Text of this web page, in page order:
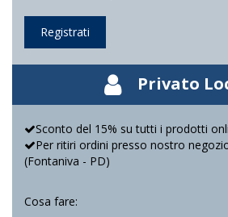
Registrati
Privato
Sconto del 15% su tutti i prodotti
Per ritiri ordini presso nostro
(Fontaniva - PD)
Cosa fare: